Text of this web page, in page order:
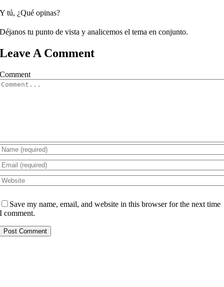
Y tú, ¿Qué opinas?
Déjanos tu punto de vista y analicemos el tema en conjunto.
Leave A Comment
Comment
Save my name, email, and website in this browser for the next time
I comment.